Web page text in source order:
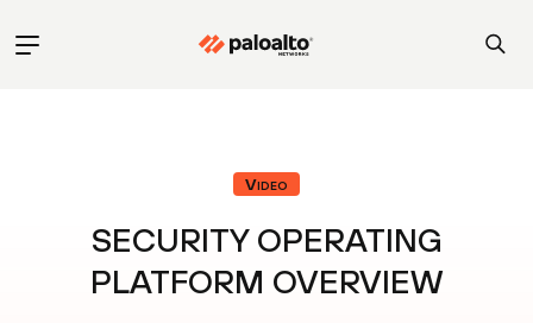
Video
SECURITY OPERATING
PLATFORM OVERVIEW